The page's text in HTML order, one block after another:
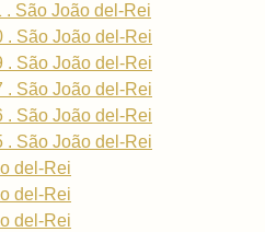
. São João del-Rei
. São João del-Rei
. São João del-Rei
. São João del-Rei
. São João del-Rei
. São João del-Rei
del-Rei
del-Rei
del-Rei